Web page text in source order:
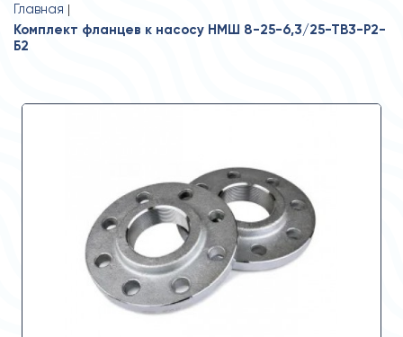
Главная
Комплект фланцев к насосу НМШ 8-25-6,3/25-ТВ3-Р2-
Б2